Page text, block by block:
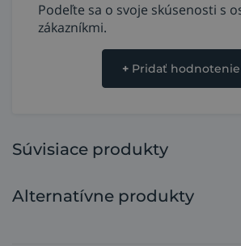
Podeľte sa o svoje skúsenosti s
zákazníkmi.
+ Pridať hodnotenie
Súvisiace produkty
Alternatívne produkty